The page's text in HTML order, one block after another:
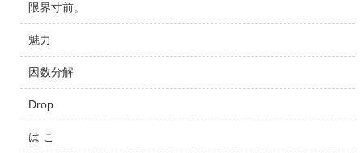
限界寸前。
魅力
因数分解
Drop
は こ